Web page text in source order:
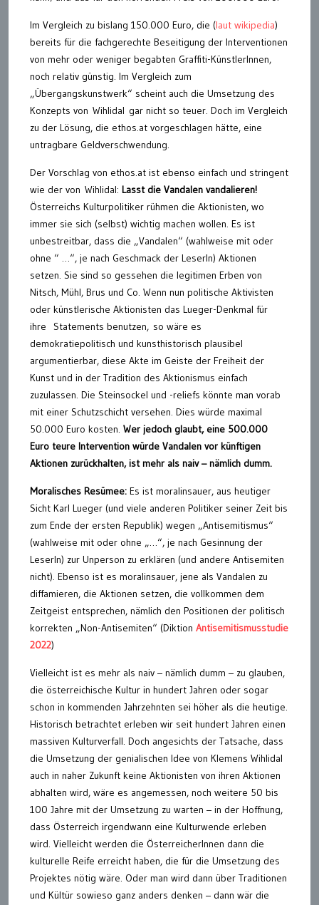
Im Vergleich zu bislang 150.000 Euro, die (laut wikipedia)
bereits für die fachgerechte Beseitigung der Interventionen
von mehr oder weniger begabten Graffiti-KünstlerInnen,
noch relativ günstig. Im Vergleich zum
„Übergangskunstwerk“ scheint auch die Umsetzung des
Konzepts von Wihlidal gar nicht so teuer. Doch im Vergleich
zu der Lösung, die ethos.at vorgeschlagen hätte, eine
untragbare Geldverschwendung.
Der Vorschlag von ethos.at ist ebenso einfach und stringent
wie der von Wihlidal: Lasst die Vandalen vandalieren!
Österreichs Kulturpolitiker rühmen die Aktionisten, wo
immer sie sich (selbst) wichtig machen wollen. Es ist
unbestreitbar, dass die „Vandalen“ (wahlweise mit oder
ohne “ …“, je nach Geschmack der LeserIn) Aktionen
setzen. Sie sind so gessehen die legitimen Erben von
Nitsch, Mühl, Brus und Co. Wenn nun politische Aktivisten
oder künstlerische Aktionisten das Lueger-Denkmal für
ihre Statements benutzen, so wäre es
demokratiepolitisch und kunsthistorisch plausibel
argumentierbar, diese Akte im Geiste der Freiheit der
Kunst und in der Tradition des Aktionismus einfach
zuzulassen. Die Steinsockel und -reliefs könnte man vorab
mit einer Schutzschicht versehen. Dies würde maximal
50.000 Euro kosten. Wer jedoch glaubt, eine 500.000
Euro teure Intervention würde Vandalen vor künftigen
Aktionen zurückhalten, ist mehr als naiv – nämlich dumm.
Moralisches Resümee: Es ist moralinsauer, aus heutiger
Sicht Karl Lueger (und viele anderen Politiker seiner Zeit bis
zum Ende der ersten Republik) wegen „Antisemitismus“
(wahlweise mit oder ohne „…“, je nach Gesinnung der
LeserIn) zur Unperson zu erklären (und andere Antisemiten
nicht). Ebenso ist es moralinsauer, jene als Vandalen zu
diffamieren, die Aktionen setzen, die vollkommen dem
Zeitgeist entsprechen, nämlich den Positionen der politisch
korrekten „Non-Antisemiten“ (Diktion Antisemitismusstudie
2022)
Vielleicht ist es mehr als naiv – nämlich dumm – zu glauben,
die österreichische Kultur in hundert Jahren oder sogar
schon in kommenden Jahrzehnten sei höher als die heutige.
Historisch betrachtet erleben wir seit hundert Jahren einen
massiven Kulturverfall. Doch angesichts der Tatsache, dass
die Umsetzung der genialischen Idee von Klemens Wihlidal
auch in naher Zukunft keine Aktionisten von ihren Aktionen
abhalten wird, wäre es angemessen, noch weitere 50 bis
100 Jahre mit der Umsetzung zu warten – in der Hoffnung,
dass Österreich irgendwann eine Kulturwende erleben
wird. Vielleicht werden die ÖsterreicherInnen dann die
kulturelle Reife erreicht haben, die für die Umsetzung des
Projektes nötig wäre. Oder man wird dann über Traditionen
und Kültür sowieso ganz anders denken – dann wär die